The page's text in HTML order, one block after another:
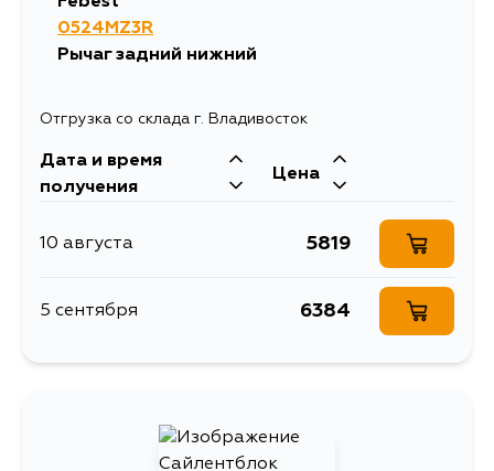
17 августа
25 августа 950
5 сентября 950
0524MZ3R
Рычаг задний нижний
Отгрузка со склада г. Владивосток
Дата и время
получения
Цена
10 августа 5819
5 сентября 6384